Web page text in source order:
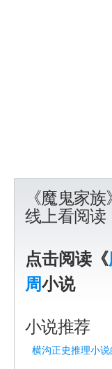
《魔鬼家
线上看阅读
点击阅读《
周小说
小说推荐
横沟正史推理小说